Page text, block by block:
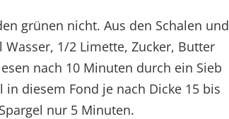
grünen nicht. Aus den Schalen und
1/2 Limette, Zucker, Butter
nach 10 Minuten durch ein Sieb
in diesem Fond je nach Dicke 15 bis
nur 5 Minuten.